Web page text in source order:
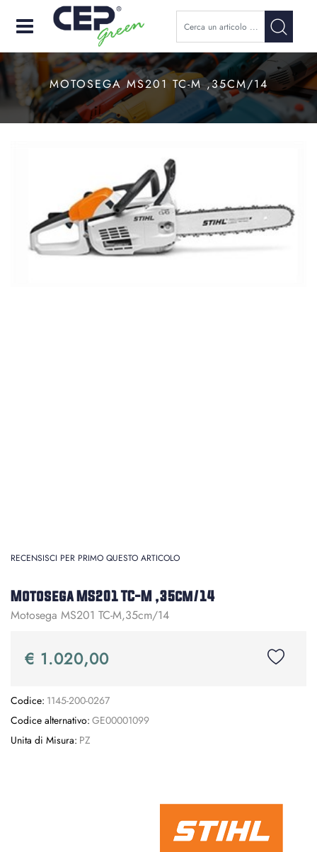
Open
MOTOSEGA MS201 TC-M ,35CM/14
RECENSISCI PER PRIMO QUESTO ARTICOLO
Motosega MS201 TC-M ,35cm/14
Motosega MS201 TC-M,35cm/14
€ 1.020,00
Codice: 1145-200-0267
Codice alternativo: GE00001099
Unita di Misura: PZ